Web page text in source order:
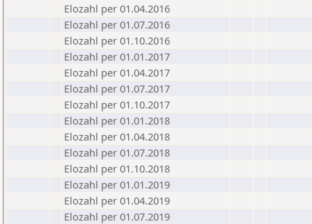
Elozahl per 01.04.2016
Elozahl per 01.07.2016
Elozahl per 01.10.2016
Elozahl per 01.01.2017
Elozahl per 01.04.2017
Elozahl per 01.07.2017
Elozahl per 01.10.2017
Elozahl per 01.01.2018
Elozahl per 01.04.2018
Elozahl per 01.07.2018
Elozahl per 01.10.2018
Elozahl per 01.01.2019
Elozahl per 01.04.2019
Elozahl per 01.07.2019